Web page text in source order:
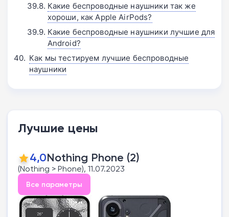
Какие беспроводные наушники так же
хороши, как Apple AirPods?
Какие беспроводные наушники лучшие для
Android?
Как мы тестируем лучшие беспроводные
наушники
Лучшие цены
4,0Nothing Phone (2)
(Nothing > Phone), 11.07.2023
Все параметры